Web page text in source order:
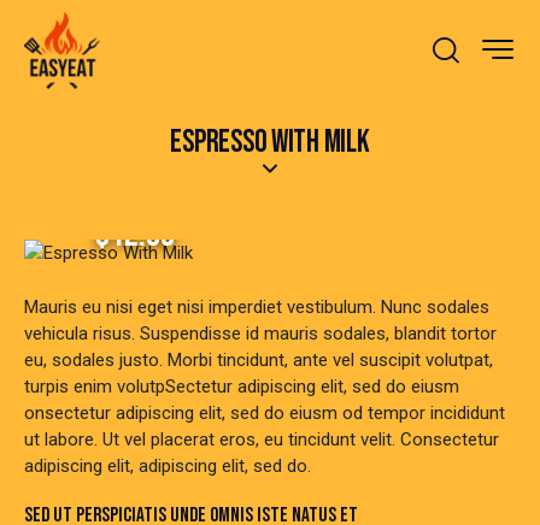
ESPRESSO WITH MILK
$12.00
Mauris eu nisi eget nisi imperdiet vestibulum. Nunc sodales
vehicula risus. Suspendisse id mauris sodales, blandit tortor
eu, sodales justo. Morbi tincidunt, ante vel suscipit volutpat,
turpis enim volutpSectetur adipiscing elit, sed do eiusm
onsectetur adipiscing elit, sed do eiusm od tempor incididunt
ut labore. Ut vel placerat eros, eu tincidunt velit. Consectetur
adipiscing elit, adipiscing elit, sed do.
SED UT PERSPICIATIS UNDE OMNIS ISTE NATUS ET